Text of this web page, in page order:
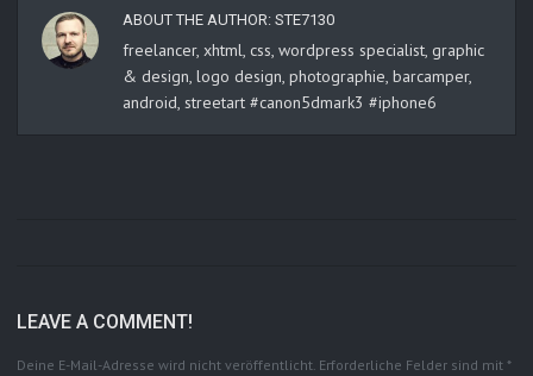
ABOUT THE AUTHOR: STE7130
freelancer, xhtml, css, wordpress specialist, graphic
& design, logo design, photographie, barcamper,
android, streetart #canon5dmark3 #iphone6
LEAVE A COMMENT!
Deine E-Mail-Adresse wird nicht veröffentlicht. Erforderliche Felder sind mit *